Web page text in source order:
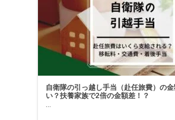
自衛隊の引っ越し手当（赴任旅費）の
い？扶養家族で2倍の金額差！？